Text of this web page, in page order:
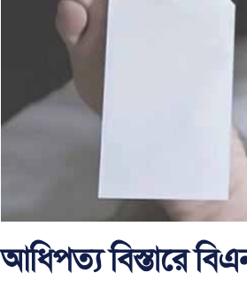
আধিপত্য বিস্তারে